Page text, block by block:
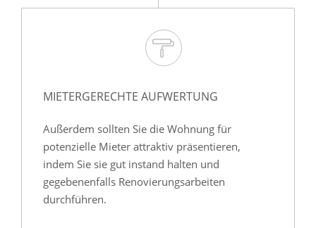
MIETERGERECHTE AUFWERTUNG
Außerdem sollten Sie die Wohnung für
potenzielle Mieter attraktiv präsentieren,
indem Sie sie gut instand halten und
gegebenenfalls Renovierungsarbeiten
durchführen.